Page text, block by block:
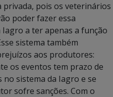
privada, pois os veterinários
poder fazer essa
Iagro a ter apenas a função
sistema também
aos produtores:
os eventos tem prazo de
sistema da Iagro e se
sofre sanções. Com o